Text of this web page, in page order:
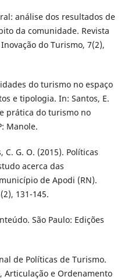
análise dos resultados de
da comunidade. Revista
do Turismo, 7(2),
do turismo no espaço
e tipologia. In: Santos, E.
prática do turismo no
Manole.
C. G. O. (2015). Políticas
acerca das
de Apodi (RN).
131-145.
São Paulo: Edições
de Políticas de Turismo.
Articulação e Ordenamento